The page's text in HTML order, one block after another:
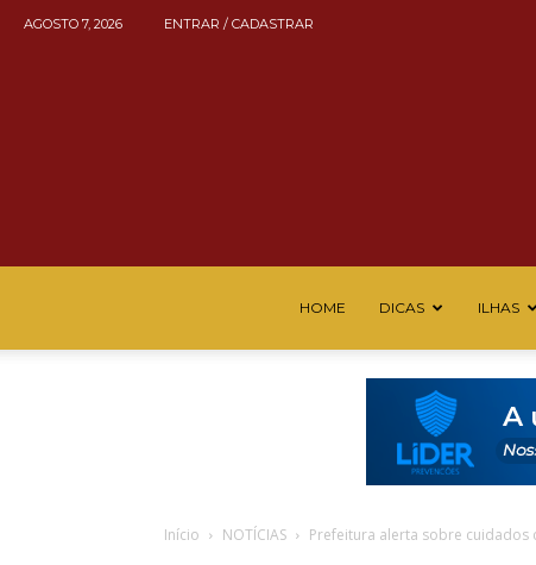
AGOSTO 7, 2026 ENTRAR / CADASTRAR
HOME DICAS ILHAS
Início NOTÍCIAS Prefeitura alerta sobre cuidados